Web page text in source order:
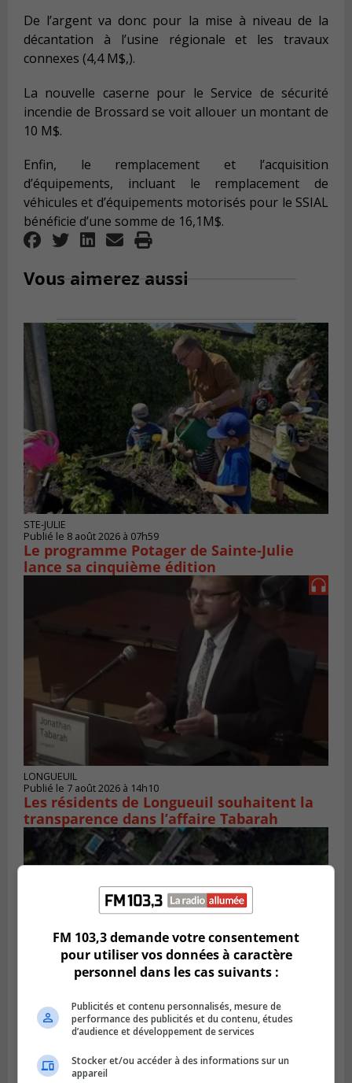
De l’argent va donc pour la mise à niveau de la
décantation à l’usine régionale et les travaux
connexes (4,4 M$,).
La nouvelle caserne pour le Service de sécurité
incendie de Brossard se voit allouerun montant de
10 M$.
Enfin, le remplacement et l’acquisition
d’équipements, incluant le remplacement de
véhicules et d’équipements motorisés pour le SSIAL
bénéficie d’une somme de 16,1M$.
Vous aimerez aussi
STE-JULIE
Publié le 8 août 2026 à 07h59
Le programme Potager de Sainte-Julie
lance sa cinquième édition
LONGUEUIL
Publié le 7 août 2026 à 14h10
Les résidents de Longueuil souhaitent la
transparence dans l’affaire Tabarah
GREENFIELD PARK
Greenfield Park veut s’armer contre les
fortes
FM 103,3 demande votre consentement
pour utiliser vos données à caractère
personnel dans les cas suivants :
Publicités et contenu personnalisés, mesure de
performance des publicités et du contenu, études
d’audience et développement de services
Stocker et/ou accéder à des informations sur un
appareil